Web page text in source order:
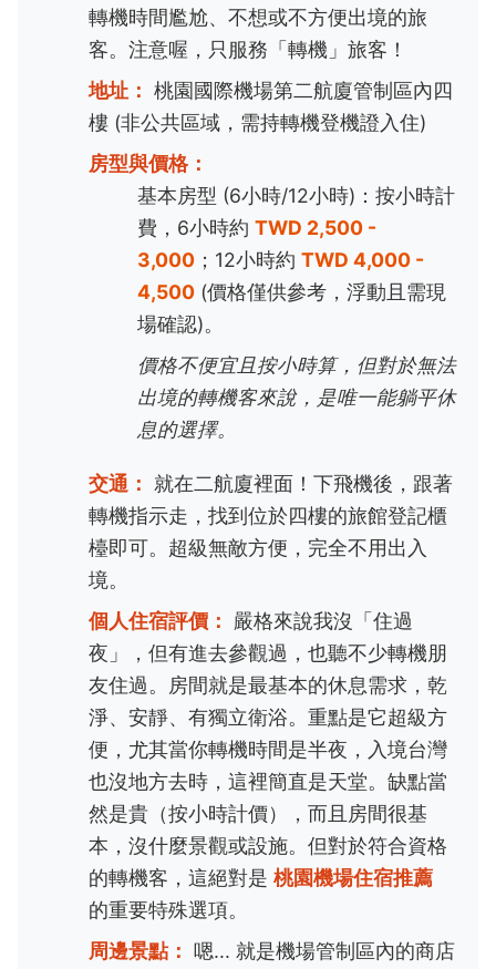
轉機時間尷尬、不想或不方便出境的旅
客。注意喔，只服務「轉機」旅客！
地址： 桃園國際機場第二航廈管制區內四
樓 (非公共區域，需持轉機登機證入住)
房型與價格：
基本房型 (6小時/12小時)：按小時計
費，6小時約 TWD 2,500 -
3,000 ；12小時約 TWD 4,000 -
4,500 (價格僅供參考，浮動且需現
場確認)。
價格不便宜且按小時算，但對於無法
出境的轉機客來說，是唯一能躺平休
息的選擇。
交通：
就在二航廈裡面！下飛機後，跟著
轉機指示走，找到位於四樓的旅館登記櫃
檯即可。超級無敵方便，完全不用出入
境。
個人住宿評價：
嚴格來說我沒「住過
夜」，但有進去參觀過，也聽不少轉機朋
友住過。房間就是最基本的休息需求，乾
淨、安靜、有獨立衛浴。重點是它超級方
便，尤其當你轉機時間是半夜，入境台灣
也沒地方去時，這裡簡直是天堂。缺點當
然是貴（按小時計價），而且房間很基
本，沒什麼景觀或設施。但對於符合資格
的轉機客，這絕對是 桃園機場住宿推薦
的重要特殊選項。
周邊景點： 嗯... 就是機場管制區內的商店